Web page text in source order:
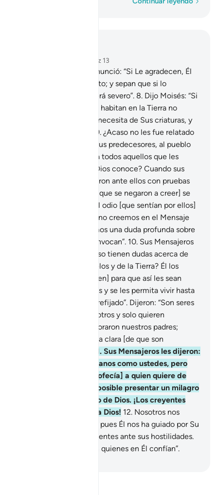
Capítulo 14, Página 257, Juz 13
Y cuando su Señor anunció: “Si Le agradecen, Él
incrementará su sustento; y sepan que si lo
rechazan, Su castigo será severo”. 8. Dijo Moisés: “Si
ustedes y todos los que habitan en la Tierra no
creen, sepan que Él no necesita de Sus criaturas, y
9. ¿Acaso no les fue relatado
lo que les aconteció a sus predecesores, al pueblo
de Noé, ‘Ad, Zamud, y a todos aquellos que les
sucedieron y que solo Dios conoce? Cuando sus
Mensajeros se presentaron ante ellos con pruebas
claras [de la verdad, los que se negaron a creer] se
mordieron los dedos del odio [que sentían por ellos]
y les dijeron: “Nosotros no creemos en el Mensaje
que han traído, y tenemos una duda profunda sobre
aquello a lo que nos convocan”. 10. Sus Mensajeros
les respondieron: “¿Acaso tienen dudas acerca de
Dios, Creador de los cielos y de la Tierra? Él los
convoca [a que Lo adoren] para que así les sean
perdonados sus pecados y se les permita vivir hasta
el plazo que se les ha prefijado”. Dijeron: “Son seres
humanos igual que nosotros y solo quieren
apartarnos de lo que adoraron nuestros padres;
presenten una evidencia clara [de que son
11. Sus Mensajeros les dijeron:
“Solo somos seres humanos como ustedes, pero
Dios agracia [con la profecía] a quien quiere de
Sus siervos. No nos es posible presentar un milagro
excepto con el permiso de Dios. ¡Los creyentes
deben encomendarse a Dios! 12. Nosotros nos
encomendamos a Dios, pues Él nos ha guiado por Su
camino, y seremos pacientes ante sus hostilidades.
A Dios se encomiendan quienes en Él confían”.